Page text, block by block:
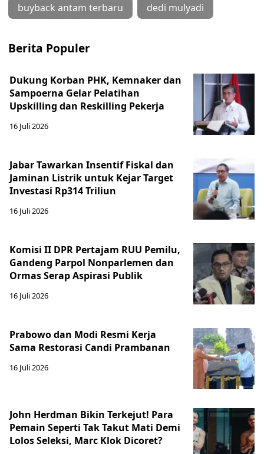
buyback antam terbaru dedi mulyadi
Berita Populer
Dukung Korban PHK, Kemnaker dan
Sampoerna Gelar Pelatihan
Upskilling dan Reskilling Pekerja
16 Juli 2026
Jabar Tawarkan Insentif Fiskal dan
Jaminan Listrik untuk Kejar Target
Investasi Rp314 Triliun
16 Juli 2026
Komisi II DPR Pertajam RUU Pemilu,
Gandeng Parpol Nonparlemen dan
Ormas Serap Aspirasi Publik
16 Juli 2026
Prabowo dan Modi Resmi Kerja
Sama Restorasi Candi Prambanan
16 Juli 2026
John Herdman Bikin Terkejut! Para
Pemain Seperti Tak Takut Mati Demi
Lolos Seleksi, Marc Klok Dicoret?